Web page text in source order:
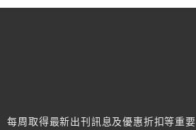
每周取得最新出刊訊息及優惠折扣等重要